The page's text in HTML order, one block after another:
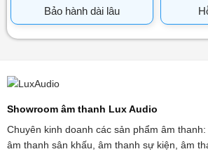
Bảo hành dài lâu
Showroom âm thanh Lux Audio
Chuyên kinh doanh các sản phẩm âm
âm thanh sân khấu, âm thanh sự kiện, âm